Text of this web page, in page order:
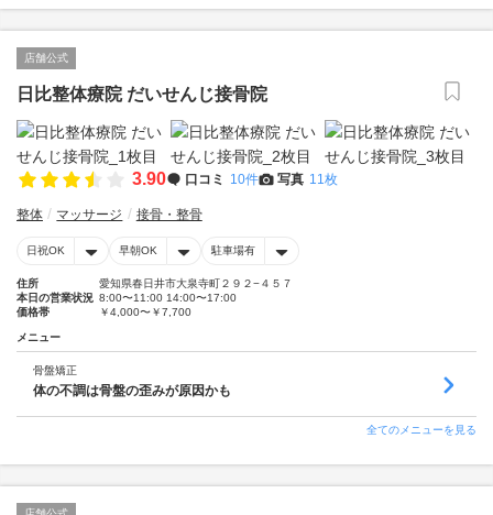
店舗公式
日比整体療院 だいせんじ接骨院
3.90 口コミ 10件 写真 11枚
整体 マッサージ 接骨・整骨
日祝OK 早朝OK 駐車場有
住所
愛知県春日井市大泉寺町２９２−４５７
本日の営業状況 8:00〜11:00 14:00〜17:00
価格帯
￥4,000〜￥7,700
メニュー
骨盤矯正
体の不調は骨盤の歪みが原因かも
全てのメニューを見る